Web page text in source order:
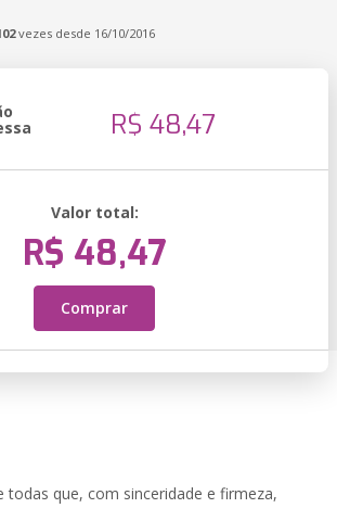
vezes desde 16/10/2016
R$ 48,47
Valor total:
R$ 48,47
Comprar
todas que, com sinceridade e firmeza,